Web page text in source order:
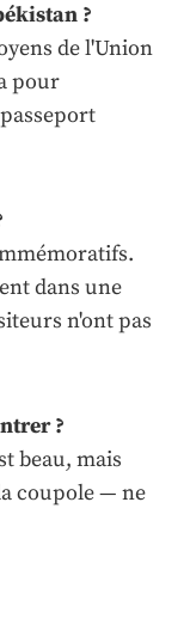
?
de l'Union
pour
dans une
n'ont pas
?
beau, mais
coupole — ne